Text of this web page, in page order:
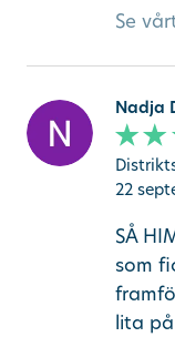
Se
Nadja
22
SÅ
som
lita